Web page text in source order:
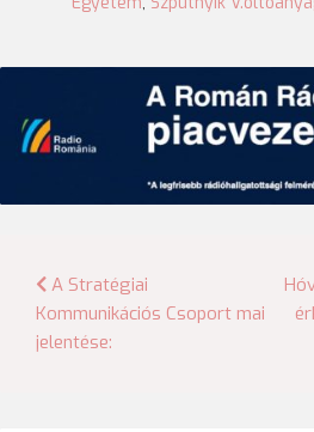
Bejegyzés
navigáció
A Stratégiai
Kommunikációs Csoport mai
jelentése: